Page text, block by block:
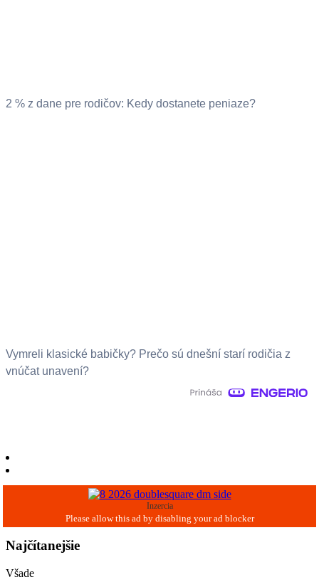
2 % z dane pre rodičov: Kedy dostanete peniaze?
Vymreli klasické babičky? Prečo sú dnešní starí rodičia z
vnúčat unavení?
Inzercia
Najčítanejšie
Všade